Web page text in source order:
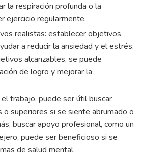
la respiración profunda o la
ejercicio regularmente.
realistas: establecer objetivos
a reducir la ansiedad y el estrés.
alcanzables, se puede
de logro y mejorar la
trabajo, puede ser útil buscar
o superiores si se siente abrumado o
buscar apoyo profesional, como un
puede ser beneficioso si se
de salud mental.